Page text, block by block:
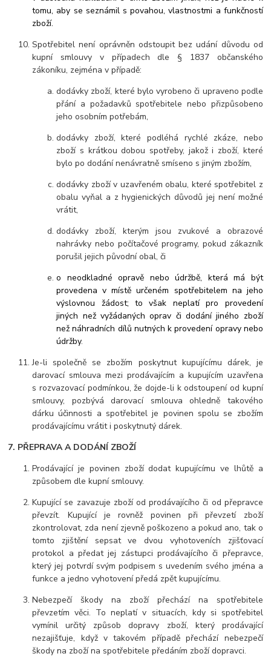
tomu, aby se seznámil s povahou, vlastnostmi a funkčností
zboží.
Spotřebitel není oprávněn odstoupit bez udání důvodu od
kupní smlouvy v případech dle § 1837 občanského
zákoníku, zejména v případě:
dodávky zboží, které bylo vyrobeno či upraveno podle
přání a požadavků spotřebitele nebo přizpůsobeno
jeho osobním potřebám,
dodávky zboží, které podléhá rychlé zkáze, nebo
zboží s krátkou dobou spotřeby, jakož i zboží, které
bylo po dodání nenávratně smíseno s jiným zbožím,
dodávky zboží v uzavřeném obalu, které spotřebitel z
obalu vyňal a z hygienických důvodů jej není možné
vrátit,
dodávky zboží, kterým jsou zvukové a obrazové
nahrávky nebo počítačové programy, pokud zákazník
porušil jejich původní obal, či
o neodkladné opravě nebo údržbě, která má být
provedena v místě určeném spotřebitelem na jeho
výslovnou žádost; to však neplatí pro provedení
jiných než vyžádaných oprav či dodání jiného zboží
než náhradních dílů nutných k provedení opravy nebo
údržby.
Je-li společně se zbožím poskytnut kupujícímu dárek, je
darovací smlouva mezi prodávajícím a kupujícím uzavřena
s rozvazovací podmínkou, že dojde-li k odstoupení od kupní
smlouvy, pozbývá darovací smlouva ohledně takového
dárku účinnosti a spotřebitel je povinen spolu se zbožím
prodávajícímu vrátit i poskytnutý dárek.
7. PŘEPRAVA A DODÁNÍ ZBOŽÍ
Prodávající je povinen zboží dodat kupujícímu ve lhůtě a
způsobem dle kupní smlouvy.
Kupujícíse zavazuje zboží od prodávajícího či od přepravce
převzít. Kupující je rovněž povinen při převzetí zboží
zkontrolovat, zda není zjevně poškozeno a pokud ano, tak o
tomto zjištění sepsat ve dvou vyhotoveních zjišťovací
protokol a předat jej zástupci prodávajícího či přepravce,
který jej potvrdí svým podpisem s uvedením svého jména a
funkce a jedno vyhotovení předá zpět kupujícímu.
Nebezpečí škody na zboží přechází na spotřebitele
převzetím věci. To neplatí v situacích, kdy si spotřebitel
vymínil určitý způsob dopravy zboží, který prodávající
nezajišťuje, když v takovém případě přechází nebezpečí
škody na zboží na spotřebitele předáním zboží dopravci.